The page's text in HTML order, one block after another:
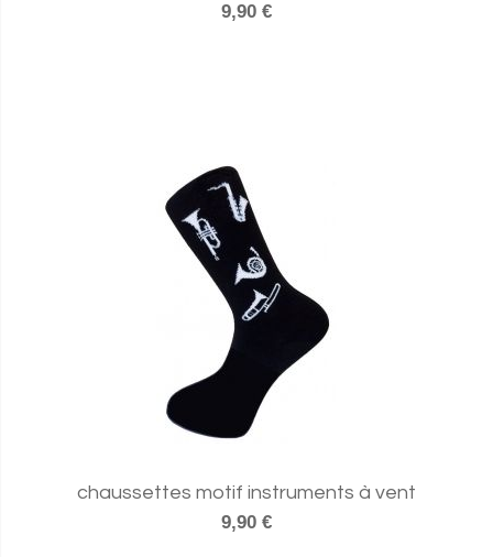
9,90 €
chaussettes motif instruments à vent
9,90 €